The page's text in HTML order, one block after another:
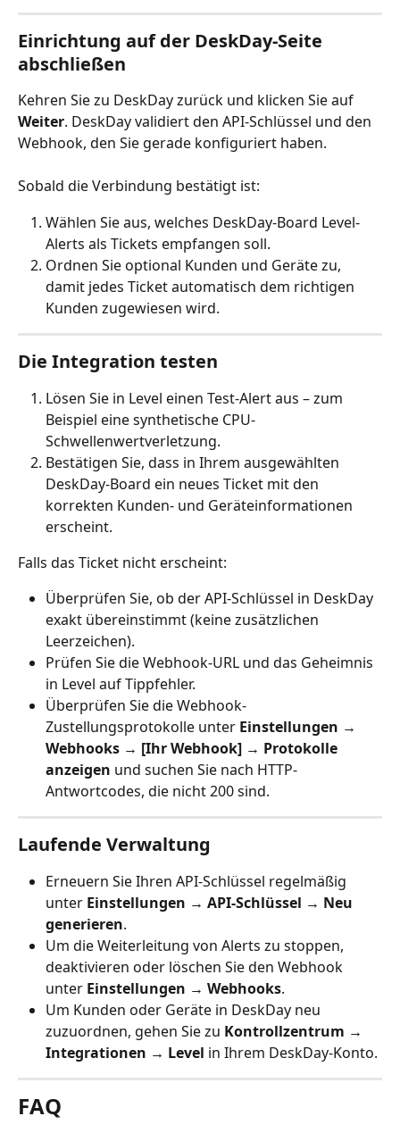
Einrichtung auf der DeskDay-Seite
abschließen
Kehren Sie zu DeskDay zurück und klicken Sie auf
Weiter. DeskDay validiert den API-Schlüssel und den
Webhook, den Sie gerade konfiguriert haben.
Sobald die Verbindung bestätigt ist:
Wählen Sie aus, welches DeskDay-Board Level-
Alerts als Tickets empfangen soll.
Ordnen Sie optional Kunden und Geräte zu,
damit jedes Ticket automatisch dem richtigen
Kunden zugewiesen wird.
Die Integration testen
Lösen Sie in Level einen Test-Alert aus – zum
Beispiel eine synthetische CPU-
Schwellenwertverletzung.
Bestätigen Sie, dass in Ihrem ausgewählten
DeskDay-Board ein neues Ticket mit den
korrekten Kunden- und Geräteinformationen
erscheint.
Falls das Ticket nicht erscheint:
Überprüfen Sie, ob der API-Schlüssel in DeskDay
exakt übereinstimmt (keine zusätzlichen
Leerzeichen).
Prüfen Sie die Webhook-URL und das Geheimnis
in Level auf Tippfehler.
Überprüfen Sie die Webhook-
Zustellungsprotokolle unter Einstellungen →
Webhooks → [Ihr Webhook] → Protokolle
anzeigen und suchen Sie nach HTTP-
Antwortcodes, die nicht 200 sind.
Laufende Verwaltung
Erneuern Sie Ihren API-Schlüssel regelmäßig
unter Einstellungen → API-Schlüssel → Neu
generieren.
Um die Weiterleitung von Alerts zu stoppen,
deaktivieren oder löschen Sie den Webhook
unter Einstellungen → Webhooks.
Um Kunden oder Geräte in DeskDay neu
zuzuordnen, gehen Sie zu Kontrollzentrum →
Integrationen → Level in Ihrem DeskDay-Konto.
FAQ